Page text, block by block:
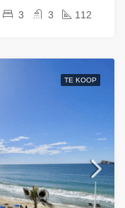
3 3 112
TE KOOP